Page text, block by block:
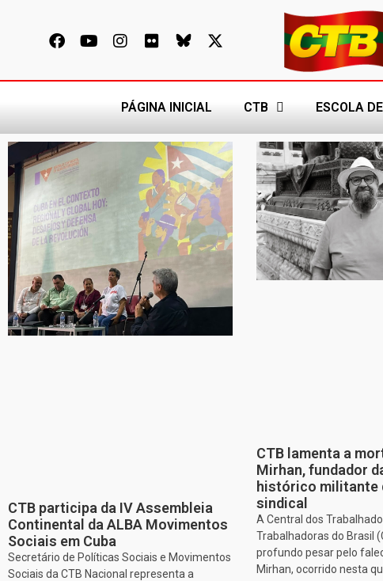
PÁGINA INICIAL CTB ESCOLA
CTB participa da IV Assembleia
Continental da ALBA Movimentos
Sociais em Cuba
Secretário de Políticas Sociais e Movimentos
Sociais da CTB Nacional representa a
CTB lamenta a
Mirhan, fundador
histórico militante
sindical
A Central dos
Trabalhadoras do Brasil
profundo pesar pelo
Mirhan, ocorrido nesta